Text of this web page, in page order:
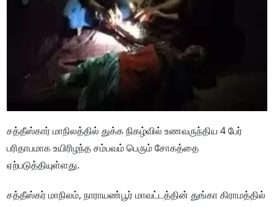
சத்தீஸ்கார் மாநிலத்தில் துக்க நிகழ்வில் உணவருந்திய 4 பேர்
பரிதாபமாக உயிரிழந்த சம்பவம் பெரும் சோகத்தை
ஏற்படுத்தியுள்ளது.
சத்தீஸ்கர் மாநிலம், நாராயண்பூர் மாவட்டத்தின் துங்கா கிராமத்தில்